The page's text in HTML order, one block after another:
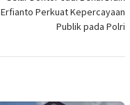
Erfianto Perkuat Kepercayaan
Publik pada Polri